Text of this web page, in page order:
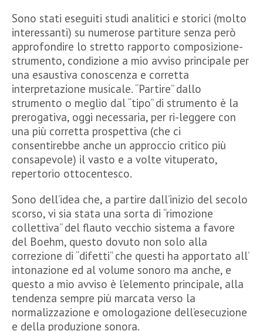
Sono stati eseguiti studi analitici e storici (molto
interessanti) su numerose partiture senza però
approfondire lo stretto rapporto composizione-
strumento, condizione a mio avviso principale per
una esaustiva conoscenza e corretta
interpretazione musicale. “Partire” dallo
strumento o meglio dal “tipo” di strumento è la
prerogativa, oggi necessaria, per ri-leggere con
una più corretta prospettiva (che ci
consentirebbe anche un approccio critico più
consapevole) il vasto e a volte vituperato,
repertorio ottocentesco.
Sono dell’idea che, a partire dall’inizio del secolo
scorso, vi sia stata una sorta di “rimozione
collettiva” del flauto vecchio sistema a favore
del Boehm, questo dovuto non solo alla
correzione di “difetti” che questi ha apportato all’
intonazione ed al volume sonoro ma anche, e
questo a mio avviso è l’elemento principale, alla
tendenza sempre più marcata verso la
normalizzazione e omologazione dell’esecuzione
e della produzione sonora.